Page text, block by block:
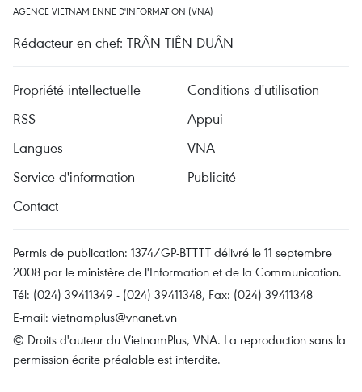
AGENCE VIETNAMIENNE D'INFORMATION (VNA)
Rédacteur en chef: TRÂN TIÊN DUÂN
Propriété intellectuelle
Conditions d'utilisation
RSS
Appui
Langues
VNA
Service d'information
Publicité
Contact
Permis de publication: 1374/GP-BTTTT délivré le 11 septembre
2008 par le ministère de l'Information et de la Communication.
Tél: (024) 39411349 - (024) 39411348, Fax: (024) 39411348
E-mail: vietnamplus@vnanet.vn
© Droits d'auteur du VietnamPlus, VNA. La reproduction sans la
permission écrite préalable est interdite.